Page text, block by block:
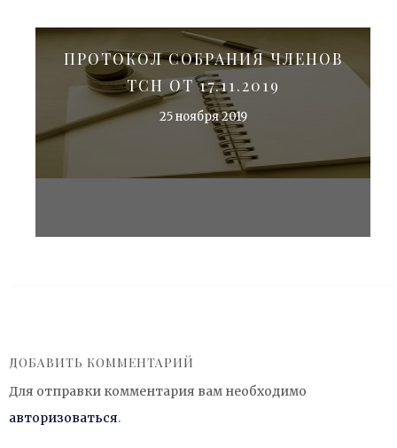
ПРОТОКОЛ СОБРАНИЯ ЧЛЕНОВ
ТСН ОТ 17.11.2019
25 ноября 2019
ДОБАВИТЬ КОММЕНТАРИЙ
Для отправки комментария вам необходимо
авторизоваться.